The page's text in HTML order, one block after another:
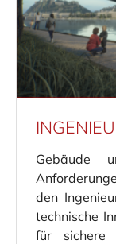
Gebäude
den
technische
für sichere